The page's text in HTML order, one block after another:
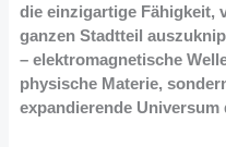
die einzigartige Fähigkeit,
ganzen Stadtteil
– elektromagnetische
physische Materie,
expandierende Universum